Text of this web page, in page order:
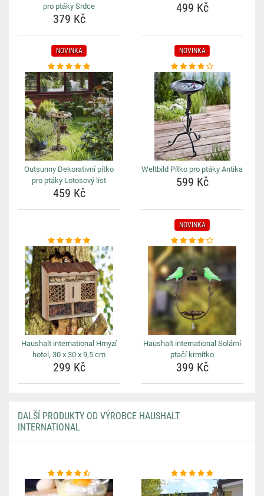
pro ptáky Srdce
379 Kč
499 Kč
NOVINKA
Outsunny Dekorativní pítko
pro ptáky Lotosový list
459 Kč
NOVINKA
Weltbild Pítko pro ptáky Antika
599 Kč
Haushalt international Hmyzí
hotel, 30 x 30 x 9,5 cm
299 Kč
NOVINKA
Haushalt international Solární
ptačí krmítko
399 Kč
DALŠÍ PRODUKTY OD VÝROBCE HAUSHALT
INTERNATIONAL